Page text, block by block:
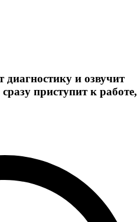
диагностику и озвучит
приступит к работе,